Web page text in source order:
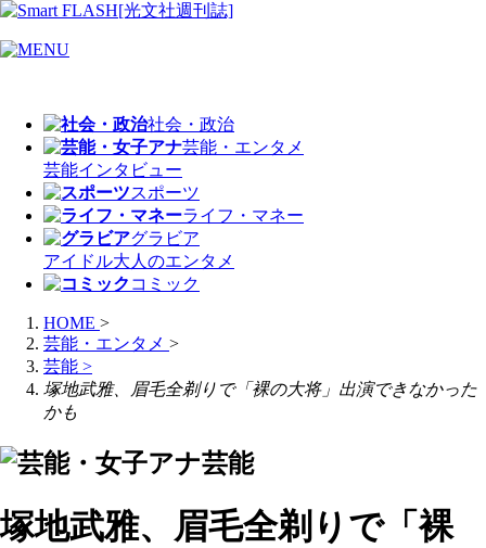
社会・政治
芸能・エンタメ
芸能インタビュー
スポーツ
ライフ・マネー
グラビア
アイドル大人のエンタメ
コミック
HOME >
芸能・エンタメ >
芸能 >
塚地武雅、眉毛全剃りで「裸の大将」出演できなかった
かも
芸能
塚地武雅、眉毛全剃りで「裸